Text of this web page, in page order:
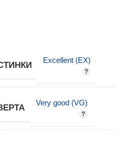
Excellent (EX)
Very good (VG)